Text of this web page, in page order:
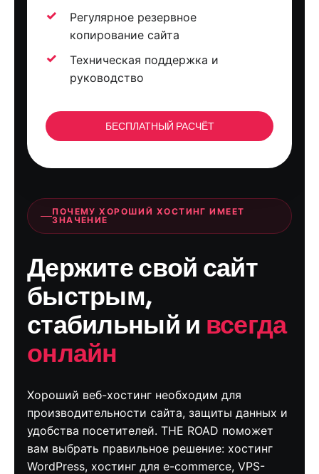
Регулярное резервное
копирование сайта
Техническая поддержка и
руководство
БЕСПЛАТНЫЙ РАСЧЁТ
ПОЧЕМУ ХОРОШИЙ ХОСТИНГ ИМЕЕТ
ЗНАЧЕНИЕ
Держите свой сайт
быстрым,
стабильный и всегда
онлайн
Хороший веб-хостинг необходим для
производительности сайта, защиты данных и
удобства посетителей. THE ROAD поможет
вам выбрать правильное решение: хостинг
WordPress, хостинг для e-commerce, VPS-